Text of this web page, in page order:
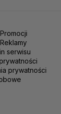
serwisu
prywatności